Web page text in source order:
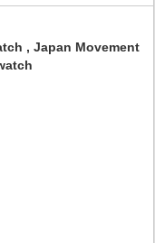
, Japan Movement